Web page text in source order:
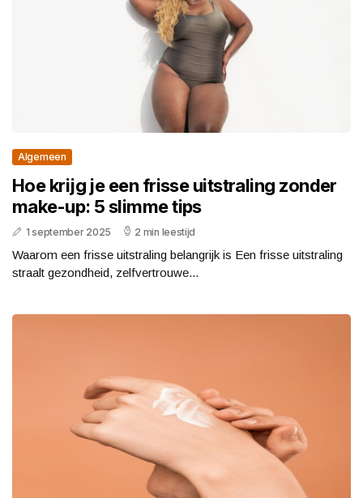
Algemeen
Hoe krijg je een frisse uitstraling zonder
make-up: 5 slimme tips
1 september 2025 2 min leestijd
Waarom een frisse uitstraling belangrijk is Een frisse uitstraling
straalt gezondheid, zelfvertrouwe...